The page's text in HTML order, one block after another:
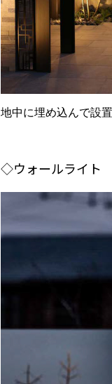
地中に埋め込んで設
◇ウォールライト